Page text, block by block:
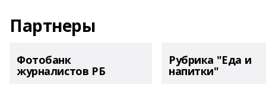
Партнеры
Фотобанк
журналистов РБ
Рубрика "Еда и
напитки"